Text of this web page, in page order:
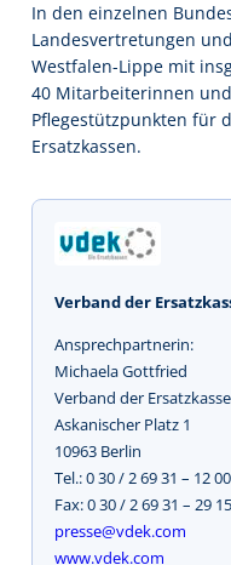
In den einzelnen
Landesvertretungen
Westfalen-Lippe mit
40 Mitarbeiterinnen
Pflegestützpunkten für
Ersatzkassen.
Verband der
Ansprechpartnerin:
Michaela Gottfried
Verband der
Askanischer Platz 1
10963 Berlin
Tel.: 0 30 / 2 69 31 – 12 00
Fax: 0 30 / 2 69 31 – 29 15
presse@vdek.com
www.vdek.com